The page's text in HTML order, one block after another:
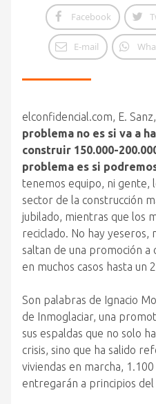
Facebook
E-mail
elconfidencial.com, E.
problema no es si va a
construir 150.000-
problema es si
tenemos equipo, ni gente,
sector de la construcción
jubilado, mientras que los
reciclado. No hay yeseros,
saltan de una promoción a
en muchos casos hasta un
Son palabras de Ignacio
de Inmoglaciar, una
sus espaldas que no solo
crisis, sino que ha salido
viviendas en marcha, 1.100
entregarán a principios